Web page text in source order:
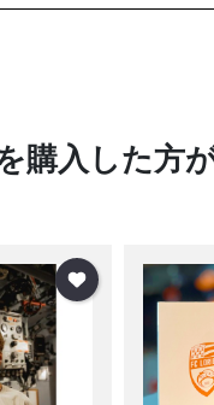
購入した方